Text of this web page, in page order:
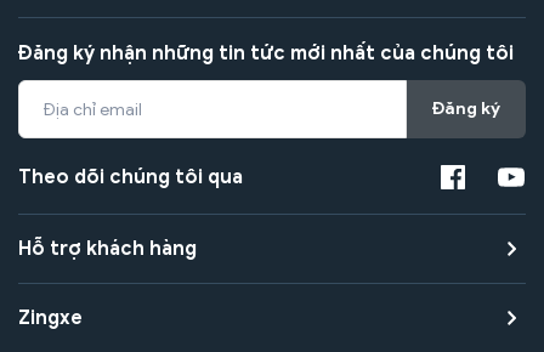
Đăng ký nhận những tin tức mới nhất của chúng tôi
Đăng ký
Theo dõi chúng tôi qua
Hỗ trợ khách hàng
Zingxe